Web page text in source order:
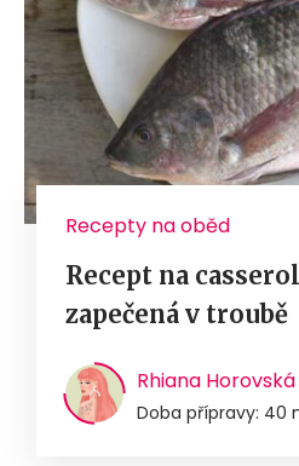
Recepty na oběd
Recept na
zapečená v troubě
Rhiana Horovská
Doba přípravy: 40